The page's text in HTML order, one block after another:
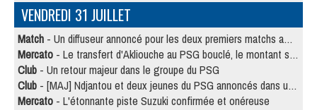
VENDREDI 31 JUILLET
Match - Un diffuseur annoncé pour les deux premiers matchs amicaux du PSG
Mercato - Le transfert d'Akliouche au PSG bouclé, le montant se précise
Club - Un retour majeur dans le groupe du PSG
Club - [MAJ] Ndjantou et deux jeunes du PSG annoncés dans un tournoi U21
Mercato - L'étonnante piste Suzuki confirmée et onéreuse